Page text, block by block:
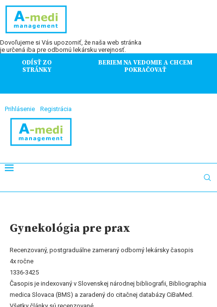
Dovoľujeme si Vás upozorniť, že naša web stránka
je určená iba pre odbornú lekársku verejnosť.
ODÍSŤ ZO
STRÁNKY
BERIEM NA VEDOMIE A CHCEM
POKRAČOVAŤ
Prihlásenie Registrácia
Gynekológia pre prax
Recenzovaný, postgraduálne zameraný odborný lekársky časopis
4x ročne
1336-3425
Časopis je indexovaný v Slovenskej národnej bibliografii, Bibliographia
medica Slovaca (BMS) a zaradený do citačnej databázy CiBaMed.